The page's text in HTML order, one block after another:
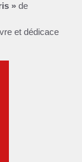
» de
et dédicace